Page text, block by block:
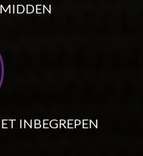
INBEGREPEN